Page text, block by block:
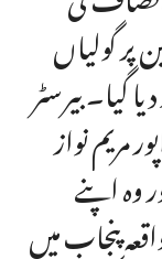
پر گولیاں
گیا۔ بیرسٹر
مریم نواز
اپنے
پنجاب میں